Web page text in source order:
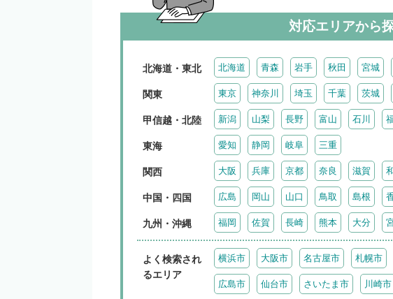
対応エリアから
北海道・東北 北海道 青森 岩手 秋田 宮城
関東 東京 神奈川 埼玉 千葉 茨城
甲信越・北陸 新潟 山梨 長野 富山 石川
東海 愛知 静岡 岐阜 三重
関西 大阪 兵庫 京都 奈良 滋賀
中国・四国 広島 岡山 山口 鳥取 島根
九州・沖縄 福岡 佐賀 長崎 熊本 大分
よく検索され
るエリア
横浜市 大阪市 名古屋市 札幌市
広島市 仙台市 さいたま市 川崎市